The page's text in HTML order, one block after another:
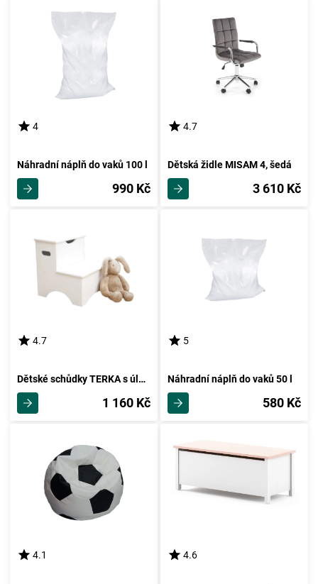
4
Náhradní náplň do vaků 100 l
990 Kč
4.7
Dětská židle MISAM 4, šedá
3 610 Kč
4.7
Dětské schůdky TERKA s úložným prostorem, bílá
1 160 Kč
5
Náhradní náplň do vaků 50 l
580 Kč
4.1 4.6